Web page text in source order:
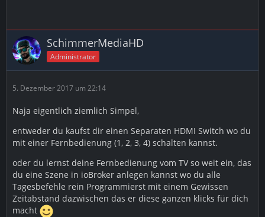
SchimmerMediaHD
Administrator
5. Dezember 2017 um 22:14
Naja eigentlich ziemlich Simpel,
entweder du kaufst dir einen Separaten HDMI Switch wo du
mit einer Fernbedienung (1, 2, 3, 4) schalten kannst.
oder du lernst deine Fernbedienung vom TV so weit ein, das
du eine Szene in ioBroker anlegen kannst wo du alle
Tagesbefehle rein Programmierst mit einem Gewissen
Zeitabstand dazwischen das er diese ganzen klicks für dich
macht